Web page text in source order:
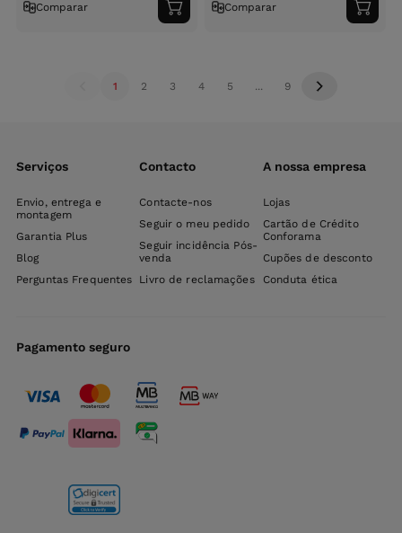
Comparar
Adicionar
ao
Comparar
ao
1 2 3 4 5 ... 9
Serviços
Envio, entrega e
montagem
Garantia Plus
Blog
Perguntas Frequentes
Contacto
Contacte-nos
Seguir o meu pedido
Seguir incidência Pós-
venda
Livro de reclamações
A nossa empresa
Lojas
Cartão de Crédito
Conforama
Cupões de desconto
Conduta ética
Pagamento seguro